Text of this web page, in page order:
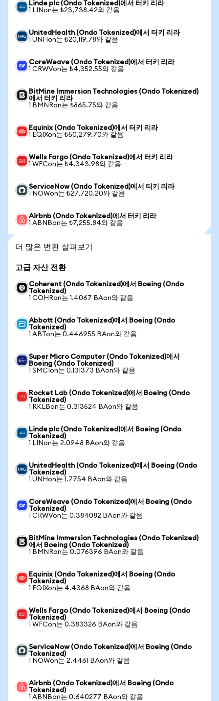
Linde plc (Ondo Tokenized)에서 터키 리라
1 LINon는 ₺23,738.42와 같음
UnitedHealth (Ondo Tokenized)에서 터키 리라
1 UNHon는 ₺20,119.78와 같음
CoreWeave (Ondo Tokenized)에서 터키 리라
1 CRWVon는 ₺4,352.55와 같음
BitMine Immersion Technologies (Ondo Tokenized)
에서 터키 리라
1 BMNRon는 ₺865.75와 같음
Equinix (Ondo Tokenized)에서 터키 리라
1 EQIXon는 ₺50,279.70와 같음
Wells Fargo (Ondo Tokenized)에서 터키 리라
1 WFCon는 ₺4,343.98와 같음
ServiceNow (Ondo Tokenized)에서 터키 리라
1 NOWon는 ₺27,720.20와 같음
Airbnb (Ondo Tokenized)에서 터키 리라
1 ABNBon는 ₺7,255.84와 같음
더 많은 변환 살펴보기
고급 자산 전환
Coherent (Ondo Tokenized)에서 Boeing (Ondo
Tokenized)
1 COHRon는 1.4067 BAon와 같음
Abbott (Ondo Tokenized)에서 Boeing (Ondo
Tokenized)
1 ABTon는 0.446955 BAon와 같음
Super Micro Computer (Ondo Tokenized)에서
Boeing (Ondo Tokenized)
1 SMCIon는 0.131373 BAon와 같음
Rocket Lab (Ondo Tokenized)에서 Boeing (Ondo
Tokenized)
1 RKLBon는 0.313524 BAon와 같음
Linde plc (Ondo Tokenized)에서 Boeing (Ondo
Tokenized)
1 LINon는 2.0948 BAon와 같음
UnitedHealth (Ondo Tokenized)에서 Boeing (Ondo
Tokenized)
1 UNHon는 1.7754 BAon와 같음
CoreWeave (Ondo Tokenized)에서 Boeing (Ondo
Tokenized)
1 CRWVon는 0.384082 BAon와 같음
BitMine Immersion Technologies (Ondo Tokenized)
에서 Boeing (Ondo Tokenized)
1 BMNRon는 0.076396 BAon와 같음
Equinix (Ondo Tokenized)에서 Boeing (Ondo
Tokenized)
1 EQIXon는 4.4368 BAon와 같음
Wells Fargo (Ondo Tokenized)에서 Boeing (Ondo
Tokenized)
1 WFCon는 0.383326 BAon와 같음
ServiceNow (Ondo Tokenized)에서 Boeing (Ondo
Tokenized)
1 NOWon는 2.4461 BAon와 같음
Airbnb (Ondo Tokenized)에서 Boeing (Ondo
Tokenized)
1 ABNBon는 0.640277 BAon와 같음